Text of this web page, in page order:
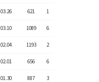
03.26 621 1
03.10 1089 6
02.04 1193 2
02.01 656 6
01.30 887 3